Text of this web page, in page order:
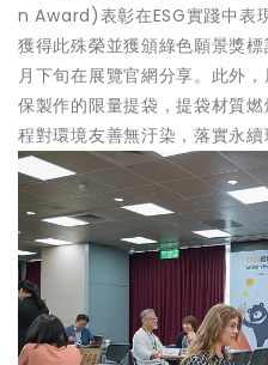
n Award)表彰在ESG實踐中表
獲得此殊榮並獲頒綠色願景獎
月下旬在展覽官網分享。此外
保製作的限量提袋，提袋材質
程對環境友善無汙染，落實永續